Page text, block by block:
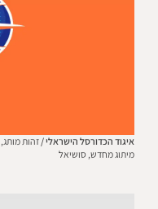
איגוד הכדורסל הישראלי / זהות מותג,
מיתוג מחדש, סושיאל